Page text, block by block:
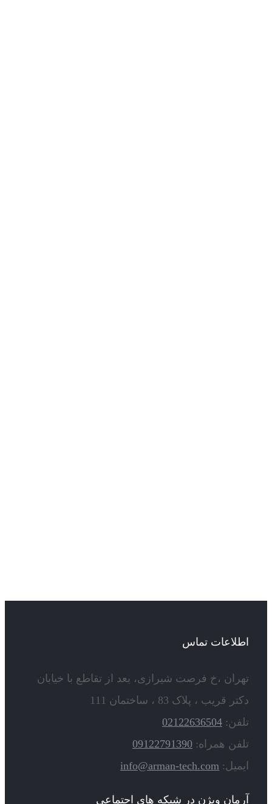
اطلاعات تماس
تهران ،خ فرصت شیرازی، بعد از تقاطع با خیابان
دکتر قریب ، پلاک 83 ، ساختمان 111
تلفن: 02122636504
تلفن همراه: 09122791390
ایمیل: info@arman-tech.com
آرمان ویژن در شبکه های اجتماعی